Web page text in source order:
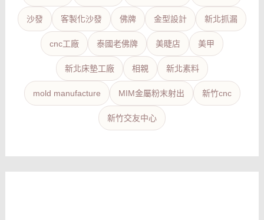
沙發 客製化沙發 佛牌 金型設計 新北抓漏
cnc工廠 泰國老佛牌 美睫店 美甲
新北床墊工廠 相親 新北素料
mold manufacture MIM金屬粉末射出 新竹cnc
新竹交友中心